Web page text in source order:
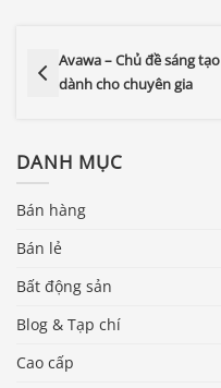
Avawa – Chủ đề sáng tạo
dành cho chuyên gia
DANH MỤC
Bán hàng
Bán lẻ
Bất động sản
Blog & Tạp chí
Cao cấp